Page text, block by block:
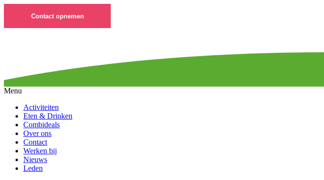
Contact opnemen
Menu
Activiteiten
Eten & Drinken
Combideals
Over ons
Contact
Werken bij
Nieuws
Leden